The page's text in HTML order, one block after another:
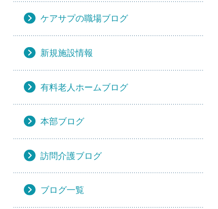
ケアサプの職場ブログ
新規施設情報
有料老人ホームブログ
本部ブログ
訪問介護ブログ
ブログ一覧